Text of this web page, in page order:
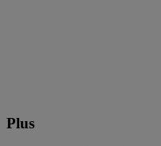
Plus